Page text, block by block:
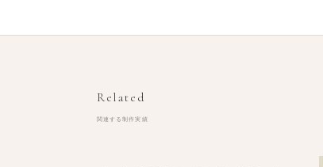
Related
関連する制作実績